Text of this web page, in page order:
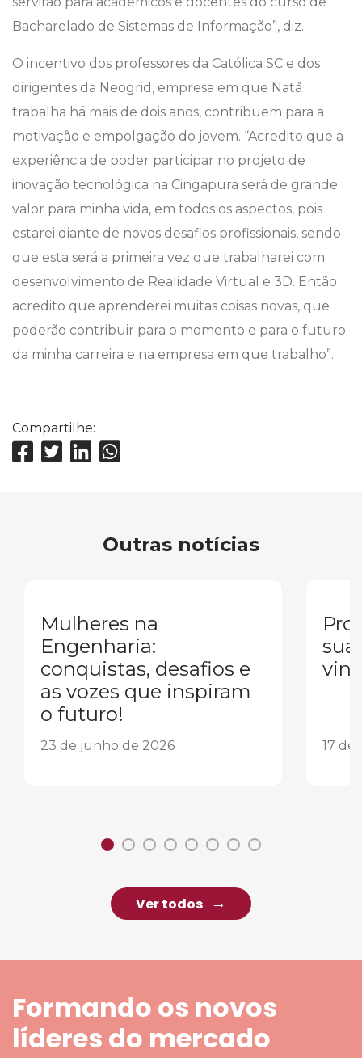
Bacharelado de Sistemas de Informação”, diz.
O incentivo dos professores da Católica SC e dos
dirigentes da Neogrid, empresa em que Natã
trabalha há mais de dois anos, contribuem para a
motivação e empolgação do jovem. “Acredito que a
experiência de poder participar no projeto de
inovação tecnológica na Cingapura será de grande
valor para minha vida, em todos os aspectos, pois
estarei diante de novos desafios profissionais, sendo
que esta será a primeira vez que trabalharei com
desenvolvimento de Realidade Virtual e 3D. Então
acredito que aprenderei muitas coisas novas, que
poderão contribuir para o momento e para o futuro
da minha carreira e na empresa em que trabalho”.
Compartilhe:
Outras notícias
Mulheres na
Engenharia:
conquistas, desafios e
as vozes que inspiram
o futuro!
23 de junho de 2026
sua
17 de
Ver todos
Formando os novos
líderes do mercado